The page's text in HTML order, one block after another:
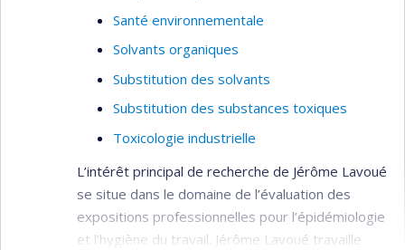
Santé environnementale
Solvants organiques
Substitution des solvants
Substitution des substances toxiques
Toxicologie industrielle
L’intérêt principal de recherche de Jérôme Lavoué
se situe dans le domaine de l’évaluation des
expositions professionnelles pour l’épidémiologie
et l’hygiène du travail. Jérôme Lavoué travaille